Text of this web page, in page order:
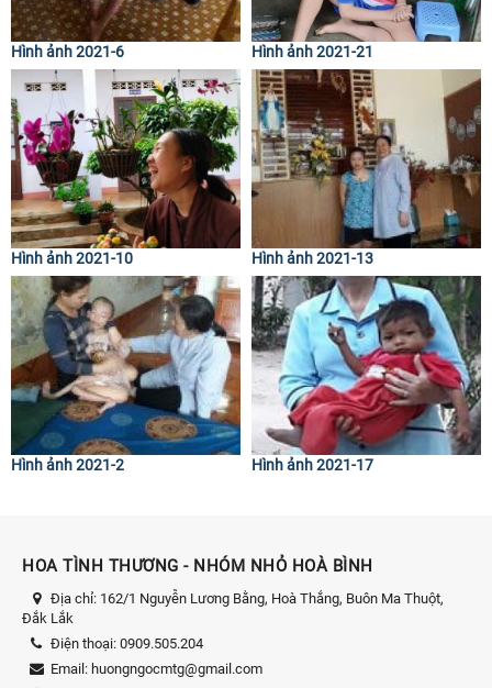
Hình ảnh 2021-6 Hình ảnh 2021-21
Hình ảnh 2021-10 Hình ảnh 2021-13
Hình ảnh 2021-2 Hình ảnh 2021-17
HOA TÌNH THƯƠNG - NHÓM NHỎ HOÀ BÌNH
Địa chỉ: 162/1 Nguyễn Lương Bằng, Hoà Thắng, Buôn Ma Thuột,
Đắk Lắk
Điện thoại: 0909.505.204
Email: huongngocmtg@gmail.com